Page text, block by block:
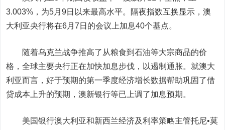
3.003%，为5月9日以来最高水平。隔夜指数互换显示，澳
大利亚央行将在6月7日的会议上加息40个基点。
随着乌克兰战争推高了从粮食到石油等大宗商品的价
格，全球主要央行正在加快加息步伐，以遏制通胀。就澳大
利亚而言，好于预期的第一季度经济增长数据帮助巩固了借
贷成本上升的预期，澳新银行等已上调了加息预期。
美国银行澳大利亚和新西兰经济及利率策略主管托尼•莫